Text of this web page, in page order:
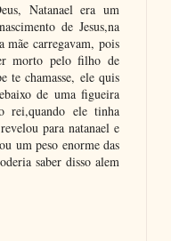
Natanael era um
de Jesus,na
mãe carregavam, pois
morto pelo filho de
te chamasse, ele quis
de uma figueira
rei,quando ele tinha
para natanael e
um peso enorme das
saber disso alem